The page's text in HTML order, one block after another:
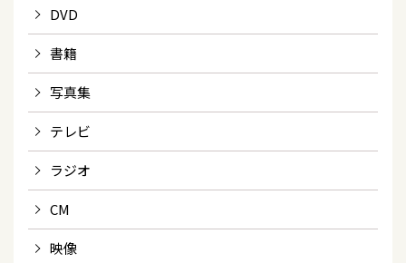
DVD
書籍
写真集
テレビ
ラジオ
CM
映像